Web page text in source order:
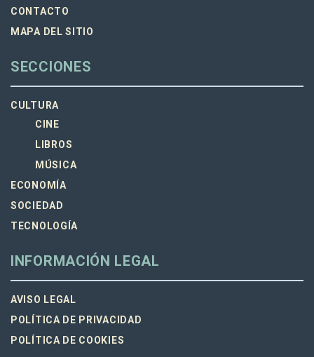
CONTACTO
MAPA DEL SITIO
SECCIONES
CULTURA
CINE
LIBROS
MÚSICA
ECONOMÍA
SOCIEDAD
TECNOLOGÍA
INFORMACIÓN LEGAL
AVISO LEGAL
POLÍTICA DE PRIVACIDAD
POLÍTICA DE COOKIES